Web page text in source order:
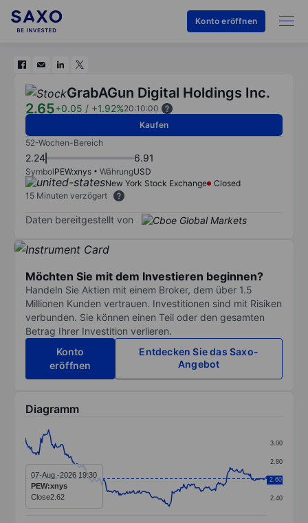
Konto eröffnen
GrabAGun Digital Holdings Inc.
2.65+0.05 / +1.92%20:10:00
Kaufen
52-Wochen-Bereich
2.24 6.91
SymbolPEW:xnys WährungUSD
New York Stock Exchange
Closed
15 Minuten verzögert
Daten bereitgestellt von
Möchten Sie mit dem Investieren beginnen?
Handeln Sie Aktien mit einem Broker, dem über 1.5
Millionen Kunden vertrauen. Investitionen sind mit Risiken
verbunden. Sie können einen Teil oder den gesamten
Betrag Ihrer Investition verlieren.
Konto
eröffnen
Entdecken Sie das Saxo-
Angebot
Diagramm
Line chart with 251 data points.
The chart has 1 X axis displaying categories.
The chart has 1 Y axis displaying values. Data 2.40
2.60
2.80
3.00
2.60
07-Aug.-2026 19:30
PEW:xnys
Close2.62